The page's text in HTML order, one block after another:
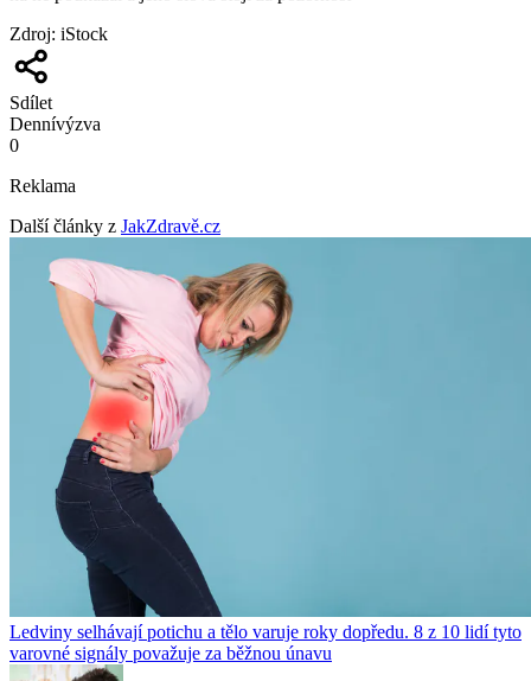
Zdroj: iStock
Sdílet
Dennívýzva
0
Reklama
Další články z JakZdravě.cz
Ledviny selhávají potichu a tělo varuje roky dopředu. 8 z 10 lidí tyto
varovné signály považuje za běžnou únavu